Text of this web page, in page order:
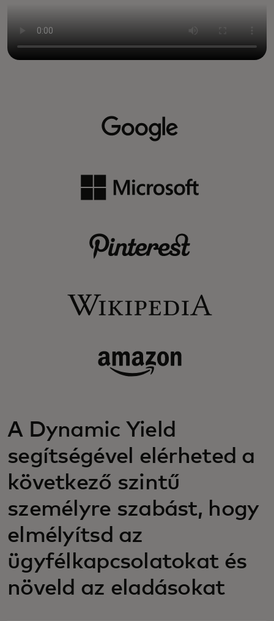
A Dynamic Yield
segítségével elérheted a
következő szintű
személyre szabást, hogy
elmélyítsd az
ügyfélkapcsolatokat és
növeld az eladásokat